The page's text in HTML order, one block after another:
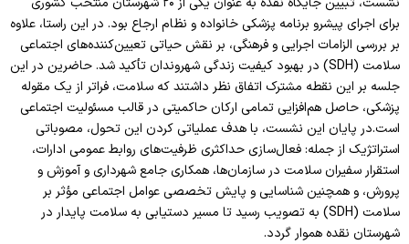
برای اجرای پیشرو برنامه پزشکی خانواده و نظام ارجاع بود. در این راستا، علاوه
بر بررسی الزامات اجرایی و فرهنگی، بر نقش حیاتی تعیین‌کننده‌های اجتماعی
سلامت (SDH) در بهبود کیفیت زندگی شهروندان تأکید شد. حاضرین در این
جلسه بر این نقطه مشترک اتفاق نظر داشتند که سلامت، فراتر از یک مقوله
پزشکی، حاصل هم‌افزایی تمامی ارکان حاکمیتی در قالب مسئولیت اجتماعی
است.در پایان این نشست، با هدف عملیاتی کردن این تحول، مصوباتی
استراتژیک از جمله: فعال‌سازی حداکثری ظرفیت‌های روابط عمومی ادارات،
استقرار سفیران سلامت در سازمان‌ها، همکاری جامع شهرداری و آموزش و
پرورش، و همچنین شناسایی و پایش تخصصی عوامل اجتماعی مؤثر بر
سلامت (SDH) به تصویب رسید تا مسیر دستیابی به سلامت پایدار در
شهرستان نقده هموار گردد.